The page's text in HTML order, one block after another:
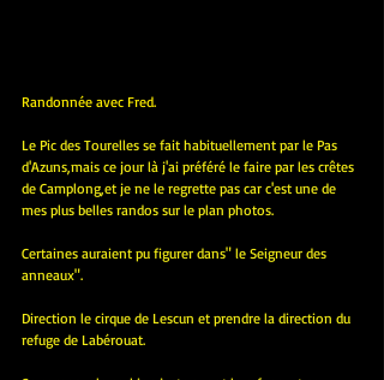
Randonnée avec Fred.
Le Pic des Tourelles se fait habituellement par le Pas
d'Azuns,mais ce jour là j'ai préféré le faire par les crêtes
de Camplong,et je ne le regrette pas car c'est une de
mes plus belles randos sur le plan photos.
Certaines auraient pu figurer dans" le Seigneur des
anneaux".
Direction le cirque de Lescun et prendre la direction du
refuge de Labérouat.